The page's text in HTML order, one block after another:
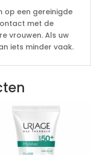
op een gereinigde
met de
vrouwen. Als uw
iets minder vaak.